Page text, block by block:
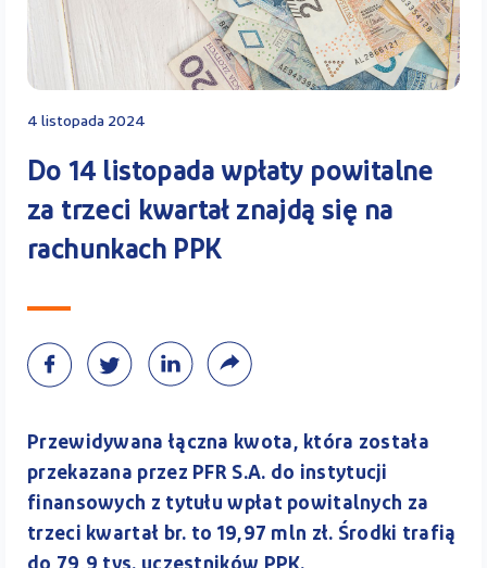
Kontakt
4 listopada 2024
Do 14 listopada wpłaty powitalne
za trzeci kwartał znajdą się na
rachunkach PPK
Przewidywana łączna kwota, która została
przekazana przez PFR S.A. do instytucji
finansowych z tytułu wpłat powitalnych za
trzeci kwartał br. to 19,97 mln zł. Środki trafią